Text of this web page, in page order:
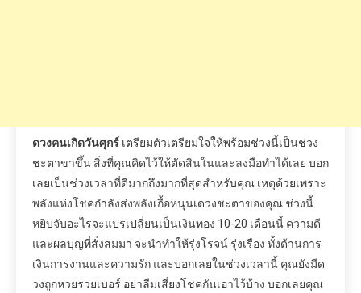
ดวงคนเกิดวันศุกร์ เตรียมตัวเตรียมใจให้พร้อมช่วงนี้เป็นช่วง
ชะตาขาขึ้น สิ่งที่คุณคิดไว้ให้ตัดสินในและลงมือทำได้เลย บอก
เลยเป็นช่วงเวลาที่ดีมากถึงมากที่สุดสำหรับคุณ เหตุด้วยเพราะ
พลังแห่งโชคกำลังส่งพลังเกื้อหนุนเดวงชะตาของคุณ ช่วงนี้
หยิบจับอะไรจะแปรเปลี่ยนเป็นเงินทอง 10-20 เดือนนี้ ความดี
และผลบุญที่สั่งสมมา จะนำทำให้รุ่งโรจน์ รุ่งเรือง ทั้งด้านการ
เงินการงานและความรัก และบอกเลยในช่วงเวลานี้ คุณยังมีด
วงถูกหวยรวยเบอร์ อย่าลืมเสี่ยงโชคกันเอาไว้บ้าง บอกเลยคุณ